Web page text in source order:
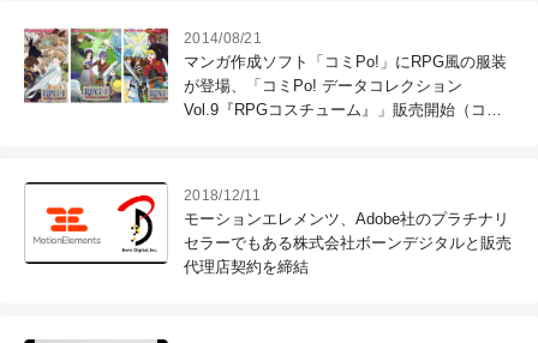
2014/08/21
マンガ作成ソフト「コミPo!」にRPG風の服装
が登場、「コミPo! データコレクション
Vol.9『RPGコスチューム』」販売開始（コミ
2018/12/11
モーションエレメンツ、Adobe社のプラチナリ
セラーでもある株式会社ボーンデジタルと販売
代理店契約を締結